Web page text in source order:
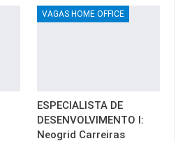
VAGAS HOME OFFICE
ESPECIALISTA DE
DESENVOLVIMENTO I:
Neogrid Carreiras